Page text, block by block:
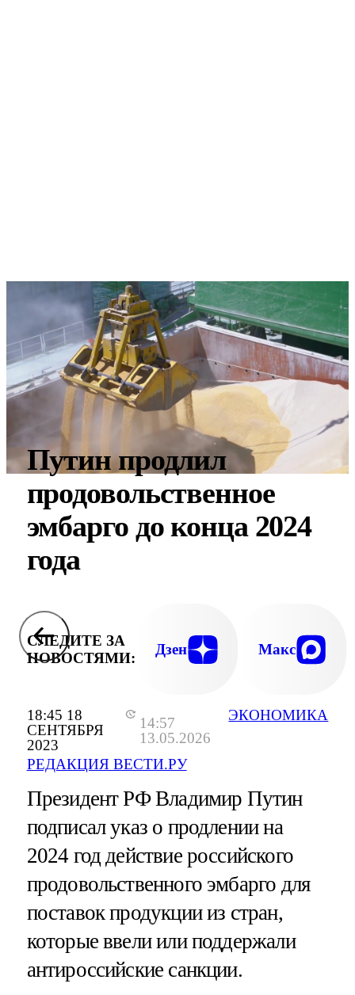
18:45 18
СЕНТЯБРЯ
2023
14:57
13.05.2026
РЕДАКЦИЯ ВЕСТИ.РУ
ЭКОНОМИКА
Путин продлил
продовольственное
эмбарго до конца 2024
года
СЛЕДИТЕ ЗА
НОВОСТЯМИ:
Дзен Макс
Президент РФ Владимир Путин
подписал указ о продлении на
2024 год действие российского
продовольственного эмбарго для
поставок продукции из стран,
которые ввели или поддержали
антироссийские санкции.